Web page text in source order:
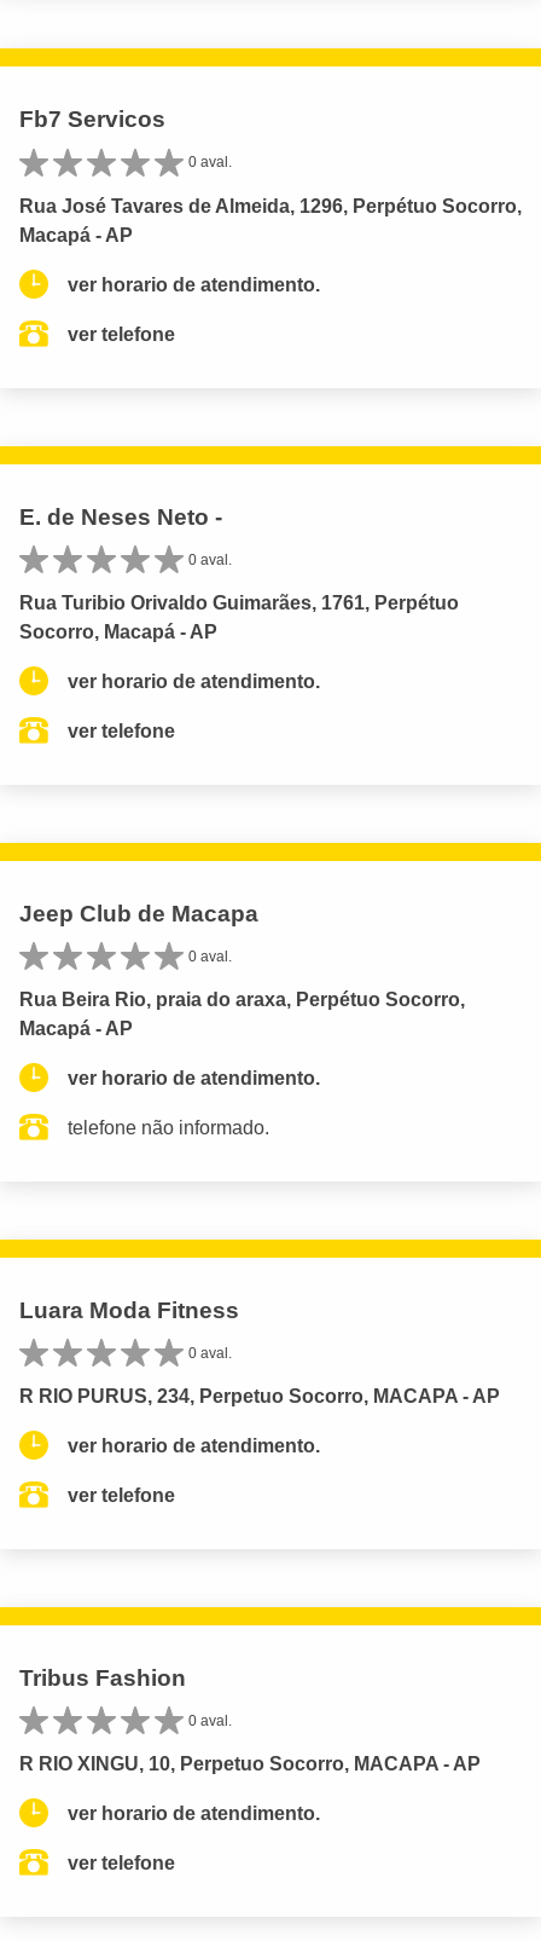
Fb7 Servicos
0 aval.
Rua José Tavares de Almeida, 1296, Perpétuo Socorro,
Macapá - AP
ver horario de atendimento.
ver telefone
E. de Neses Neto -
0 aval.
Rua Turibio Orivaldo Guimarães, 1761, Perpétuo
Socorro, Macapá - AP
ver horario de atendimento.
ver telefone
Jeep Club de Macapa
0 aval.
Rua Beira Rio, praia do araxa, Perpétuo Socorro,
Macapá - AP
ver horario de atendimento.
telefone não informado.
Luara Moda Fitness
0 aval.
R RIO PURUS, 234, Perpetuo Socorro, MACAPA - AP
ver horario de atendimento.
ver telefone
Tribus Fashion
0 aval.
R RIO XINGU, 10, Perpetuo Socorro, MACAPA - AP
ver horario de atendimento.
ver telefone